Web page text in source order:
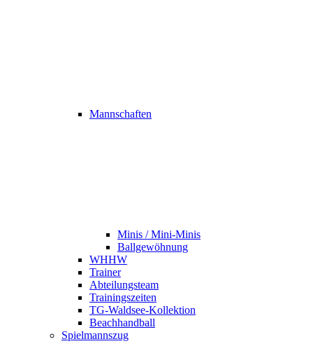
Mannschaften
Minis / Mini-Minis
Ballgewöhnung
WHHW
Trainer
Abteilungsteam
Trainingszeiten
TG-Waldsee-Kollektion
Beachhandball
Spielmannszug